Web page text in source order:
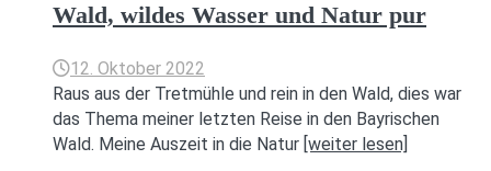
Wald, wildes Wasser und Natur pur
12. Oktober 2022
Raus aus der Tretmühle und rein in den Wald, dies war
das Thema meiner letzten Reise in den Bayrischen
Wald. Meine Auszeit in die Natur [weiter lesen]